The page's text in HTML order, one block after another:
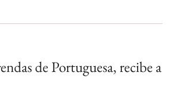
de Portuguesa, recibe a